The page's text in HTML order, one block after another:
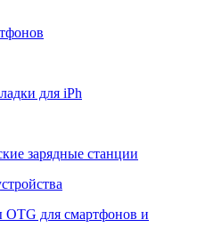
для iPh
зарядные станции
OTG для смартфонов и